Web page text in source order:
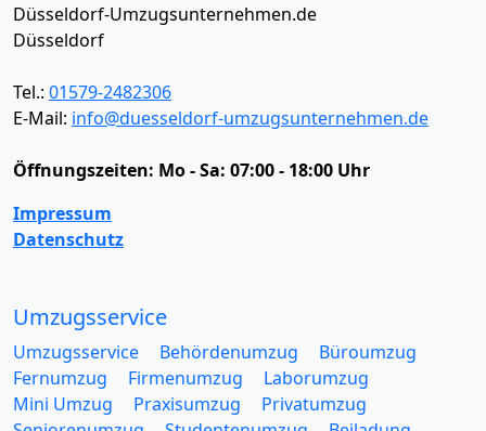
Düsseldorf-Umzugsunternehmen.de
Düsseldorf
Tel.: 01579-2482306
E-Mail: info@duesseldorf-umzugsunternehmen.de
Öffnungszeiten: Mo - Sa: 07:00 - 18:00 Uhr
Impressum
Datenschutz
Umzugsservice
Umzugsservice Behördenumzug
Büroumzug
Fernumzug
Firmenumzug
Laborumzug
Mini Umzug
Praxisumzug
Privatumzug